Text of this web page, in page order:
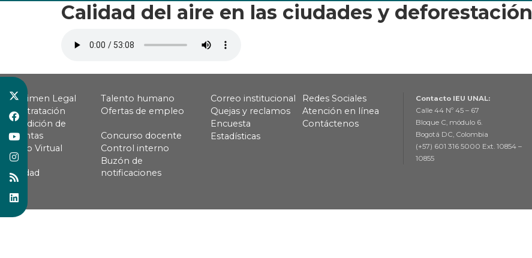
Calidad del aire en las ciudades y deforestación
Régimen Legal
Talento humano
Contratación
Ofertas de empleo
Rendición de
cuentas
Concurso docente
Pago Virtual
Control interno
Calidad
Buzón de
notificaciones
Correo institucional
Redes Sociales
Quejas y reclamos
Atención en línea
Encuesta
Contáctenos
Estadísticas
Contacto IEU UNAL:
Calle 44 Nº 45 – 67
Bloque C, módulo 6.
Bogotá DC, Colombia
(+57) 601 316 5000 Ext. 10854 –
10855